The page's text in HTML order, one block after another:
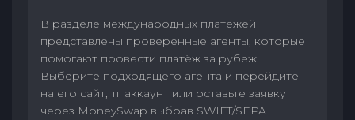
В разделе международных платежей
представлены проверенные агенты, которые
помогают провести платёж за рубеж.
Выберите подходящего агента и перейдите
на его сайт, тг аккаунт или оставьте заявку
через MoneySwap выбрав SWIFT/SEPA